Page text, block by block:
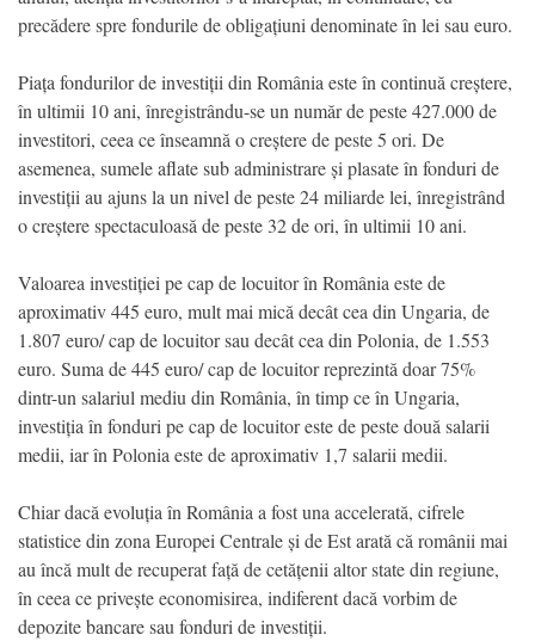
precădere spre fondurile de obligațiuni denominate în lei sau euro.
Piața fondurilor de investiții din România este în continuă creștere,
în ultimii 10 ani, înregistrându-se un număr de peste 427.000 de
investitori, ceea ce înseamnă o creștere de peste 5 ori. De
asemenea, sumele aflate sub administrare și plasate în fonduri de
investiții au ajuns la un nivel de peste 24 miliarde lei, înregistrând
o creștere spectaculoasă de peste 32 de ori, în ultimii 10 ani.
Valoarea investiției pe cap de locuitor în România este de
aproximativ 445 euro, mult mai mică decât cea din Ungaria, de
1.807 euro/ cap de locuitor sau decât cea din Polonia, de 1.553
euro. Suma de 445 euro/ cap de locuitor reprezintă doar 75%
dintr-un salariul mediu din România, în timp ce în Ungaria,
investiția în fonduri pe cap de locuitor este de peste două salarii
medii, iar în Polonia este de aproximativ 1,7 salarii medii.
Chiar dacă evoluția în România a fost una accelerată, cifrele
statistice din zona Europei Centrale și de Est arată că românii mai
au încă mult de recuperat față de cetățenii altor state din regiune,
în ceea ce privește economisirea, indiferent dacă vorbim de
depozite bancare sau fonduri de investiții.